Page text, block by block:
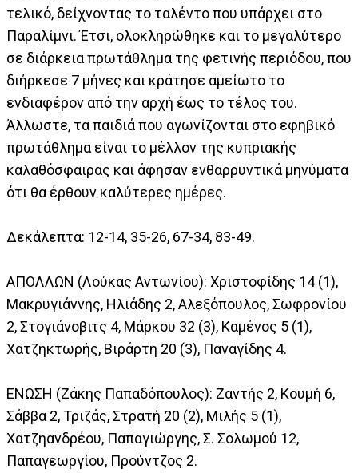
τελικό, δείχνοντας το ταλέντο που υπάρχει στο
Παραλίμνι. Έτσι, ολοκληρώθηκε και το μεγαλύτερο
σε διάρκεια πρωτάθλημα της φετινής περιόδου, που
διήρκεσε 7 μήνες και κράτησε αμείωτο το
ενδιαφέρον από την αρχή έως το τέλος του.
Άλλωστε, τα παιδιά που αγωνίζονται στο εφηβικό
πρωτάθλημα είναι το μέλλον της κυπριακής
καλαθόσφαιρας και άφησαν ενθαρρυντικά μηνύματα
ότι θα έρθουν καλύτερες ημέρες.
Δεκάλεπτα: 12-14, 35-26, 67-34, 83-49.
ΑΠΟΛΛΩΝ (Λούκας Αντωνίου): Χριστοφίδης 14 (1),
Μακρυγιάννης, Ηλιάδης 2, Αλεξόπουλος, Σωφρονίου
2, Στογιάνοβιτς 4, Μάρκου 32 (3), Καμένος 5 (1),
Χατζηκτωρής, Βιράρτη 20 (3), Παναγίδης 4.
ΕΝΩΣΗ (Ζάκης Παπαδόπουλος): Ζαντής 2, Κουμή 6,
Σάββα 2, Τριζάς, Στρατή 20 (2), Μιλής 5 (1),
Χατζηανδρέου, Παπαγιώργης, Σ. Σολωμού 12,
Παπαγεωργίου, Προύντζος 2.